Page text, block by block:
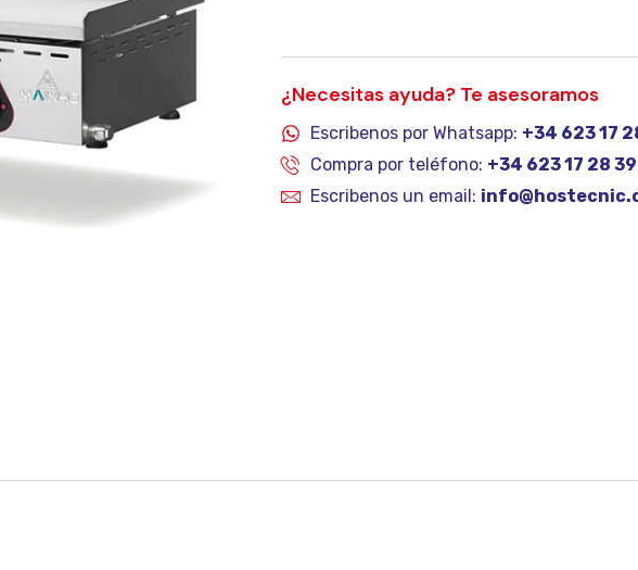
¿Necesitas ayuda? Te asesoramos
Escribenos por Whatsapp: +34 623 17
Compra por teléfono: +34 623 17 28 39
Escribenos un email: